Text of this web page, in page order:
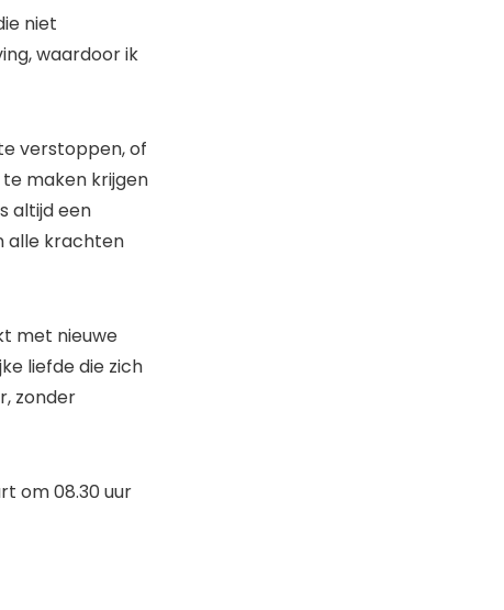
niet
waardoor ik
verstoppen, of
maken krijgen
altijd een
alle krachten
met nieuwe
liefde die zich
zonder
om 08.30 uur